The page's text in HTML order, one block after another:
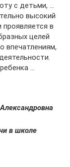
с детьми, …
высокий
в
целей
впечатлениям,
…
в школе